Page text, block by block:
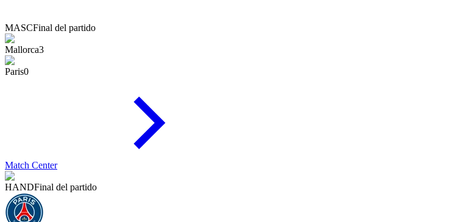
MASCFinal del partido
Mallorca3
Paris0
Match Center
HANDFinal del partido